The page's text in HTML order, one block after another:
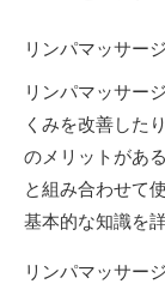
リンパマッサー
リンパマッサー
くみを改善した
のメリットがあ
と組み合わせて
基本的な知識を
リンパマッサー